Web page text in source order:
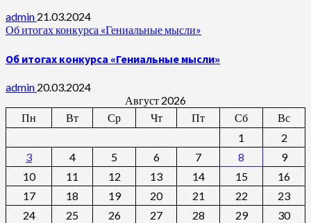
admin 21.03.2024
Об итогах конкурса «Гениальные мысли»
Об итогах конкурса «Гениальные мысли»
admin 20.03.2024
Август 2026
Пн
Вт Ср Чт Пт Сб
Вс
1
2
3
4 5 6 7 8
9
10
11 12 13 14 15
16
17
18 19 20 21 22
23
24
25 26 27 28 29
30